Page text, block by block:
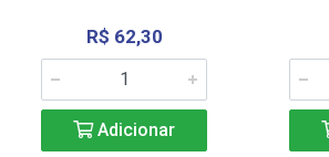
R$ 62,30
Adicionar